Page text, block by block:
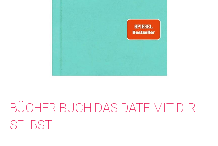
BÜCHER BUCH DAS DATE MIT DIR
SELBST